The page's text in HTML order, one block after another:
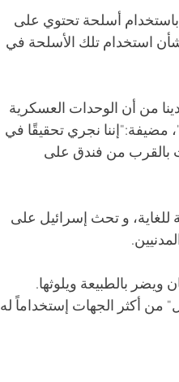
باستخدام أسلحة تحتوي على
استخدام تلك الأسلحة في
من أن الوحدات العسكرية
مضيفة:"إننا نجري تحقيقًا في
بالقرب من فندق على
و تحث إسرائيل على
ويضر بالطبيعة ويلوثها.
من أكثر الجهات إستخداماً له